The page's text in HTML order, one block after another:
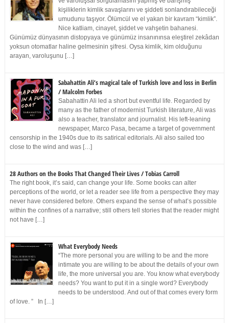
kişiliklerin kimlik savaşlarını ve şiddeti sonlandırabileceği
umudunu taşıyor. Ölümcül ve el yakan bir kavram “kimlik”.
Nice katliam, cinayet, şiddet ve vahşetin bahanesi.
Günümüz dünyasının distopyaya ve günümüz insanınınsa eleştirel zekâdan
yoksun otomatlar haline gelmesinin şifresi. Oysa kimlik, kim olduğunu
arayan, varoluşunu […]
Sabahattin Ali’s magical tale of Turkish love and loss in Berlin
/ Malcolm Forbes
Sabahattin Ali led a short but eventful life. Regarded by
many as the father of modernist Turkish literature, Ali was
also a teacher, translator and journalist. His left-leaning
newspaper, Marco Pasa, became a target of government
censorship in the 1940s due to its satirical editorials. Ali also sailed too
close to the wind and was […]
28 Authors on the Books That Changed Their Lives / Tobias Carroll
The right book, it’s said, can change your life. Some books can alter
perceptions of the world, or let a reader see life from a perspective they may
never have considered before. Others expand the sense of what’s possible
within the confines of a narrative; still others tell stories that the reader might
not have […]
What Everybody Needs
“The more personal you are willing to be and the more
intimate you are willing to be about the details of your own
life, the more universal you are. You know what everybody
needs? You want to put it in a single word? Everybody
needs to be understood. And out of that comes every form
of love. ” In […]